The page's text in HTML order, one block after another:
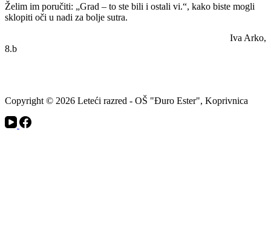
Želim im poručiti: „Grad – to ste bili i ostali vi.“, kako biste mogli
sklopiti oči u nadi za bolje sutra.
Iva Arko,
Copyright © 2026 Leteći razred - OŠ "Đuro Ester", Koprivnica